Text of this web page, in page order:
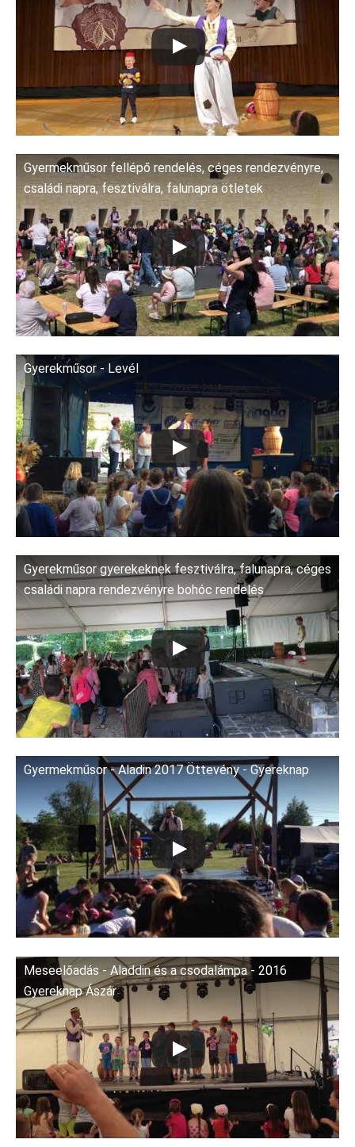
Gyermekműsor fellépő rendelés, céges rendezvényre,
családi napra, fesztiválra, falunapra ötletek
Gyerekműsor - Levél
Gyerekműsor gyerekeknek fesztiválra, falunapra, céges
családi napra rendezvényre bohóc rendelés
Gyermekműsor - Aladin 2017 Öttevény - Gyereknap
Meseelőadás - Aladdin és a csodalámpa - 2016
Gyereknap Ászár